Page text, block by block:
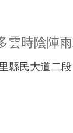
雲時陰陣
縣民大道二